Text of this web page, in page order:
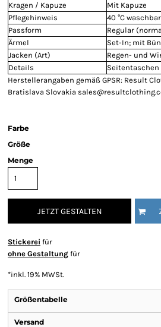
Kragen / Kapuze
Mit Kapuze
Pflegehinweis
40 °C waschbar
Passform
Regular
Ärmel
Set-In; mit
Jacken (Art)
Regen- und
Details
Herstellerangaben gemäß GPSR: Result
Bratislava Slovakia
Farbe
Größe
Menge
JETZT GESTALTEN
Stickerei für
ohne Gestaltung für
*inkl. 19% MWSt.
Größentabelle
Versand